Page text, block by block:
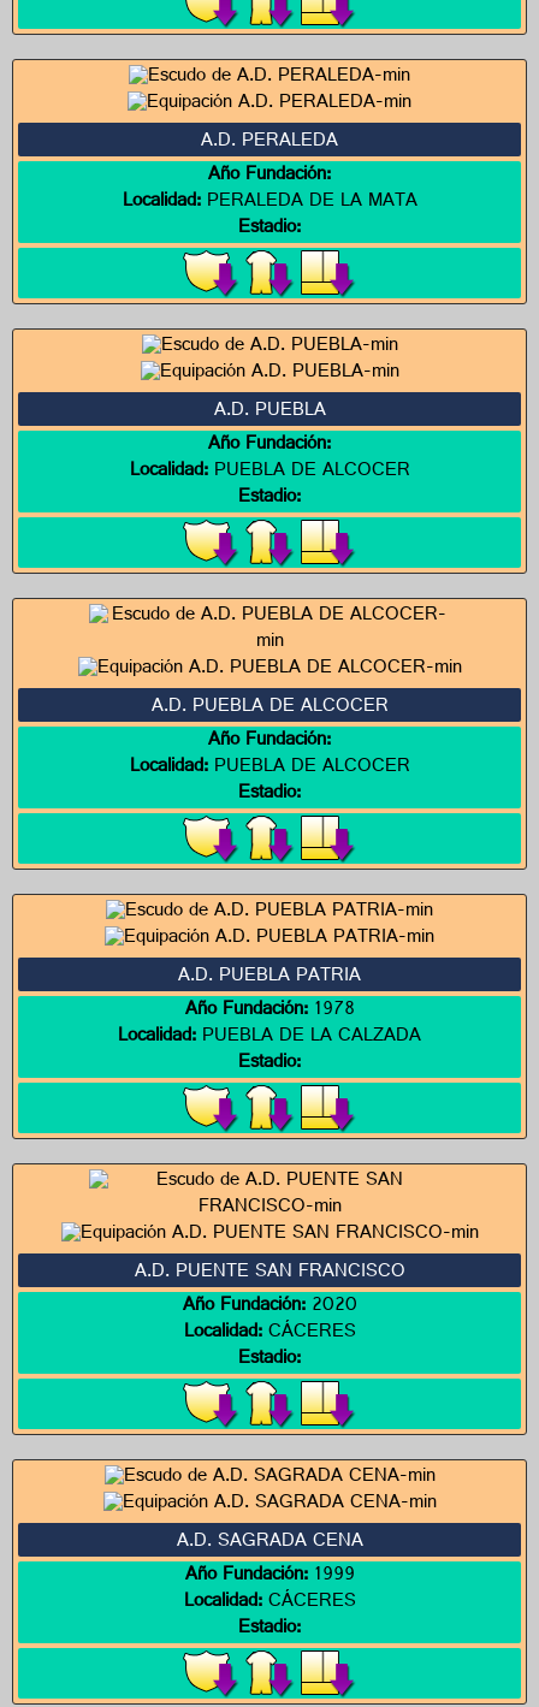
A.D. PERALEDA
Año Fundación:
Localidad:PERALEDA DE LA MATA
Estadio:
A.D. PUEBLA
Año Fundación:
Localidad:PUEBLA DE ALCOCER
Estadio:
A.D. PUEBLA DE ALCOCER
Año Fundación:
Localidad:PUEBLA DE ALCOCER
Estadio:
A.D. PUEBLA PATRIA
Año Fundación:1978
Localidad:PUEBLA DE LA CALZADA
Estadio:
A.D. PUENTE SAN FRANCISCO
Año Fundación:2020
Localidad:CÁCERES
Estadio:
A.D. SAGRADA CENA
Año Fundación:1999
Localidad:CÁCERES
Estadio: